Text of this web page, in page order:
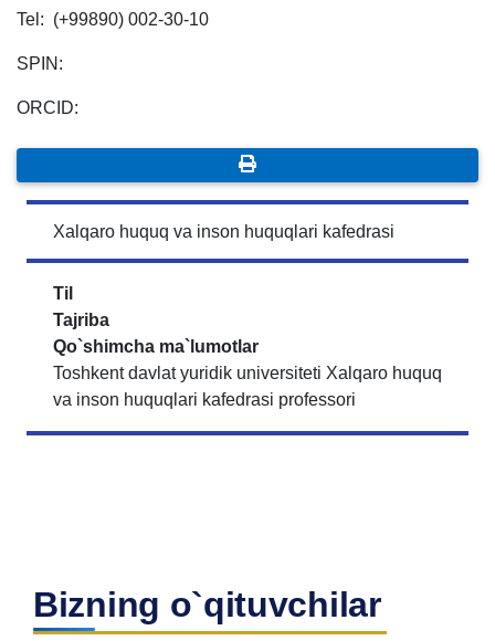
Tel: (+99890) 002-30-10
SPIN:
ORCID:
Xalqaro huquq va inson huquqlari kafedrasi
Til
Tajriba
Qo`shimcha ma`lumotlar
Toshkent davlat yuridik universiteti Xalqaro huquq
va inson huquqlari kafedrasi professori
Bizning o`qituvchilar